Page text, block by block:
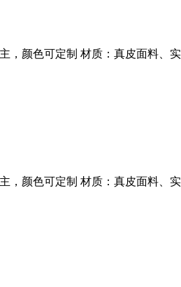
，颜色可定制 材质：真皮面料
，颜色可定制 材质：真皮面料